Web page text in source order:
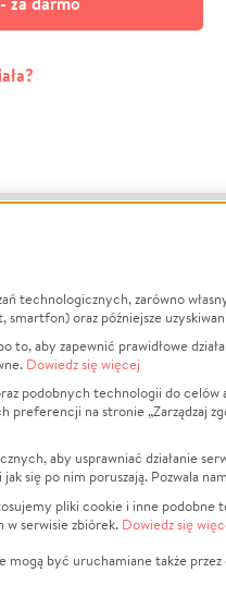
to działa?
Prywatności
serwisów
plików cookie
zgodami cookie
technologicznych, zarówno
oraz późniejsze
aby zapewnić prawidłowe
Dowiedz się więcej
podobnych technologii do celów
preferencji na stronie „Zarządzaj
aby usprawniać działanie
się po nim poruszają. Pozwala
pliki cookie i inne
w serwisie zbiórek. Dowiedz się
być uruchamiane także